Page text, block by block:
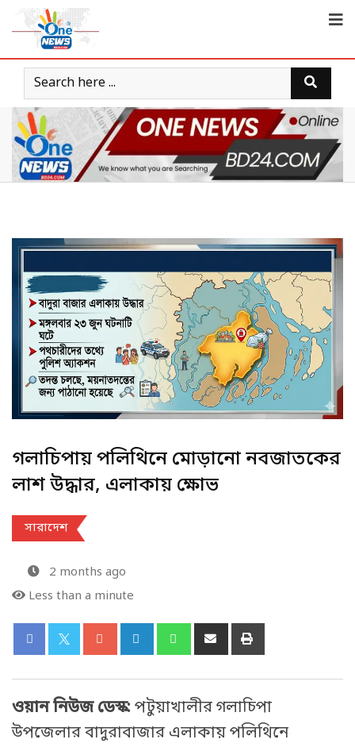
গলাচিপায় পলিথিনে মোড়ানো নবজাতকের
লাশ উদ্ধার, এলাকায় ক্ষোভ
সারাদেশ
2 months ago
Less than a minute
ওয়ান নিউজ ডেস্ক: পটুয়াখালীর গলাচিপা
উপজেলার বাদুরাবাজার এলাকায় পলিথিনে